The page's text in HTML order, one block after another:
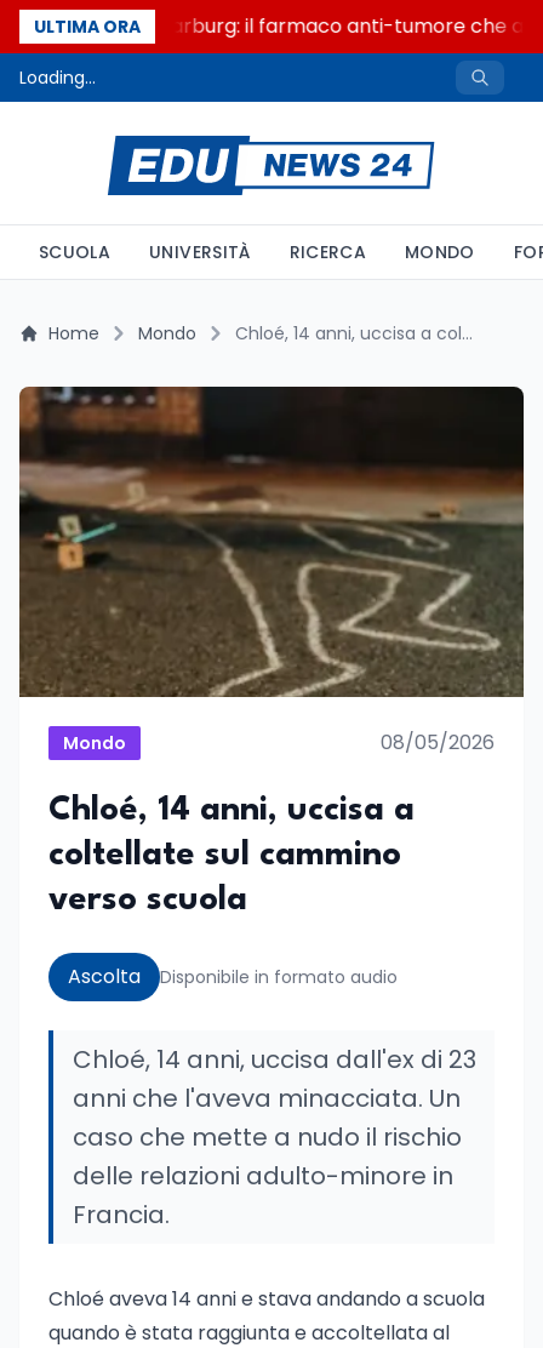
ULTIMA ORA
Un secolo di Warburg: il farmaco anti-tumore che
Loading...
SCUOLA UNIVERSITÀ RICERCA MONDO
Home Mondo Chloé, 14 anni, uccisa a coltellate sul cammino verso scuola
Mondo 08/05/2026
Chloé, 14 anni, uccisa a
coltellate sul cammino
verso scuola
Ascolta Disponibile in formato audio
Chloé, 14 anni, uccisa dall'ex di 23
anni che l'aveva minacciata. Un
caso che mette a nudo il rischio
delle relazioni adulto-minore in
Francia.
Chloé aveva 14 anni e stava andando a scuola
quando è stata raggiunta e accoltellata al